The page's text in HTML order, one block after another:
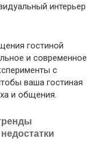
интерьер
гостиной
и современное
с
ваша гостиная
и общения.